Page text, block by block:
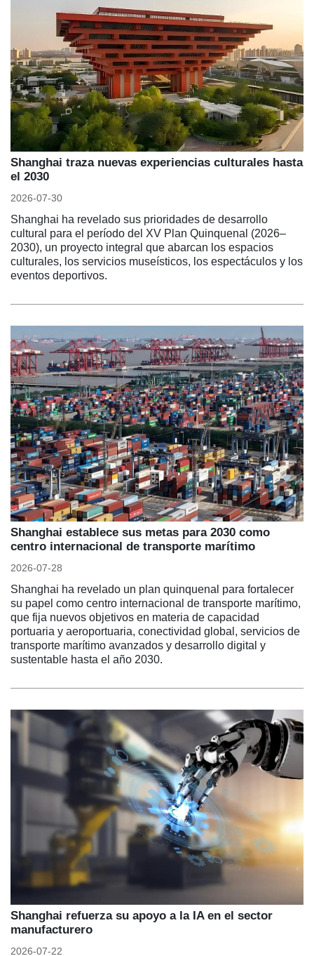
Shanghai traza nuevas experiencias culturales hasta
el 2030
2026-07-30
Shanghai ha revelado sus prioridades de desarrollo
cultural para el período del XV Plan Quinquenal (2026–
2030), un proyecto integral que abarcan los espacios
culturales, los servicios museísticos, los espectáculos y los
eventos deportivos.
Shanghai establece sus metas para 2030 como
centro internacional de transporte marítimo
2026-07-28
Shanghai ha revelado un plan quinquenal para fortalecer
su papel como centro internacional de transporte marítimo,
que fija nuevos objetivos en materia de capacidad
portuaria y aeroportuaria, conectividad global, servicios de
transporte marítimo avanzados y desarrollo digital y
sustentable hasta el año 2030.
Shanghai refuerza su apoyo a la IA en el sector
manufacturero
2026-07-22